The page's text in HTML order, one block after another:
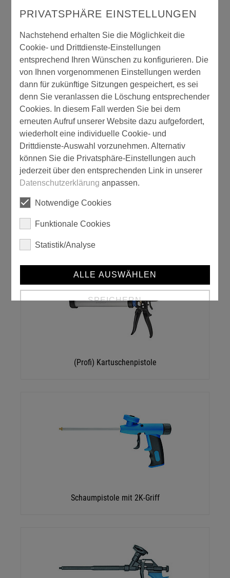
Kittmesser, steif zweischneidig
Montageschaumpistole
(Profi) Kartuschenpistole
Schaumpistole mit 2K-Griff
PRIVATSPHÄRE EINSTELLUNGEN
Nachstehend erhalten Sie die Möglichkeit die
Cookie- und Drittdienste-Einstellungen
entsprechend Ihren Wünschen zu konfigurieren. Die
von Ihnen vorgenommenen Einstellungen werden
dann für zukünftige Sitzungen gespeichert, es sei
denn Sie veranlassen die Löschung entsprechender
Cookies. In diesem Fall werden Sie bei dem
erneuten Aufruf unserer Website dazu aufgefordert,
wiederholt eine individuelle Cookie- und
Drittdienste-Auswahl vorzunehmen. Alternativ
können Sie die Privatsphäre-Einstellungen auch
jederzeit über den entsprechenden Link in unserer
Datenschutzerklärung anpassen.
Notwendige Cookies
Funktionale Cookies
Statistik/Analyse
ALLE AUSWÄHLEN
SPEICHERN
Details anzeigen